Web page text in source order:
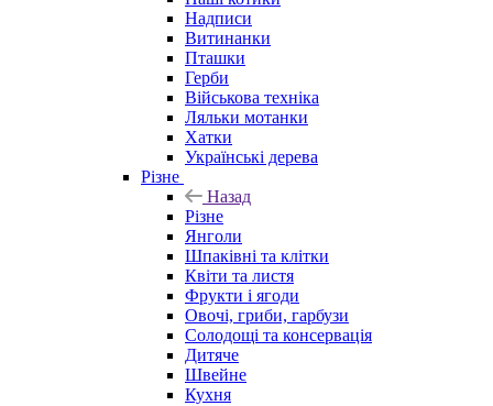
Надписи
Витинанки
Пташки
Герби
Військова техніка
Ляльки мотанки
Хатки
Українські дерева
Різне
Назад
Різне
Янголи
Шпаківні та клітки
Квіти та листя
Фрукти і ягоди
Овочі, гриби, гарбузи
Солодощі та консервація
Дитяче
Швейне
Кухня